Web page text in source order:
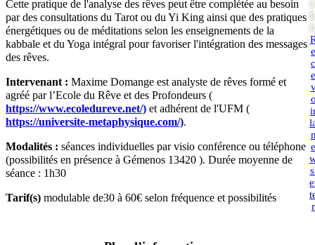
Cette pratique de l'analyse des rêves peut être complétée au besoin
par des consultations du Tarot ou du Yi King ainsi que des pratiques
énergétiques ou de méditations selon les enseignements de la
kabbale et du Yoga intégral pour favoriser l'intégration des messages
des rêves.
Intervenant : Maxime Domange est analyste de rêves formé et
agréé par l’Ecole du Rêve et des Profondeurs (
https://www.ecoledureve.net/) et adhérent de l'UFM (
https://universite-metaphysique.com/).
Modalités : séances individuelles par visio conférence ou téléphone
(possibilités en présence à Gémenos 13420 ). Durée moyenne de
séance : 1h30
Tarif(s) modulable de30 à 60€ selon fréquence et possibilités
it
e
e
c
e
e
r